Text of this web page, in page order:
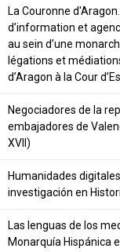
La Couronne
d’information et
au sein d’une
légations et
d’Aragon à la Cour
Negociadores de la
embajadores de
XVII)
Humanidades
investigación en
Las lenguas de los
Monarquía Hispánica